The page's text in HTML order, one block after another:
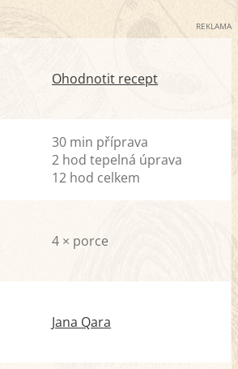
REKLAMA
Ohodnotit recept
30 min příprava
2 hod tepelná úprava
12 hod celkem
4 × porce
Jana Qara